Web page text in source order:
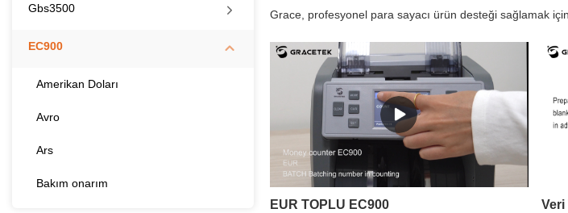
Gbs3500
EC900
Amerikan Doları
Avro
Ars
Bakım onarım
Grace, profesyonel para sayacı ürün desteği sağlamak
EUR TOPLU EC900 Veri